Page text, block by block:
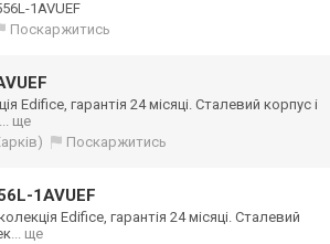
1AVUEF
Поскаржитись
Edifice, гарантія 24 місяці. Сталевий корпус і
... ще
Поскаржитись
1AVUEF
Edifice, гарантія 24 місяці. Сталевий
... ще